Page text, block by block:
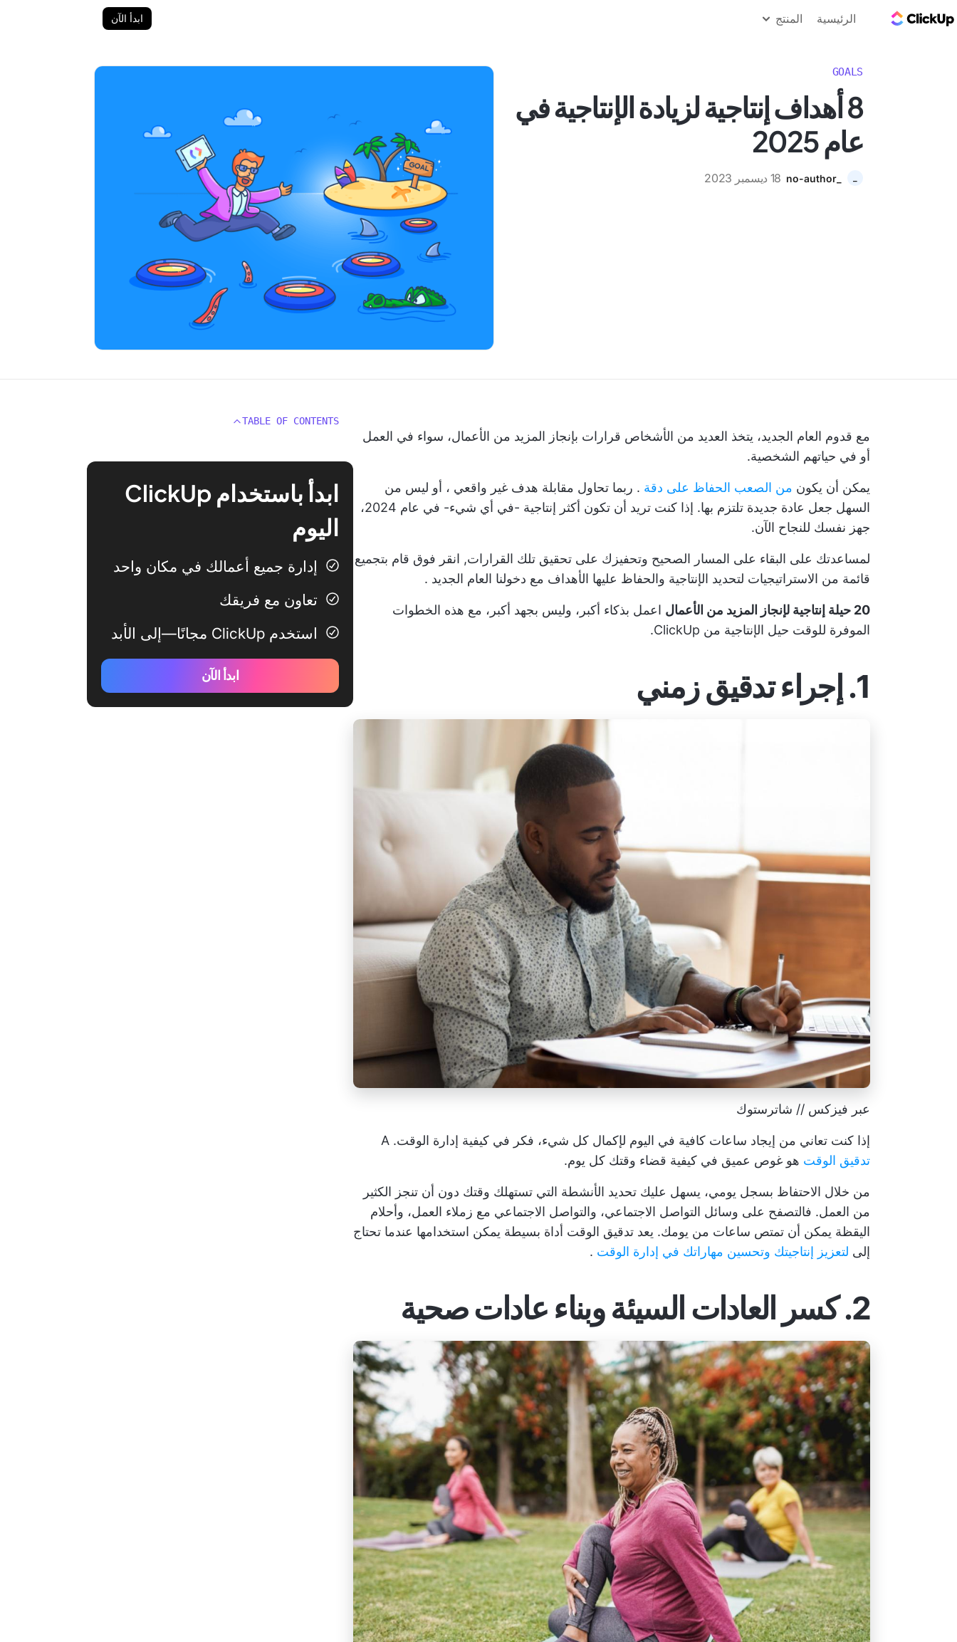
الرئيسية المنتج ابدأ الآن
GOALS
8 أهداف إنتاجية لزيادة الإنتاجية في
عام 2025
18 ديسمبر 2023
مع قدوم العام الجديد، يتخذ العديد من الأشخاص قرارات بإنجاز المزيد من الأعمال، سواء في العمل
أو في حياتهم الشخصية.
يمكن أن يكون من الصعب الحفاظ على دقة . ربما تحاول مقابلة هدف غير واقعي ، أو ليس من
السهل جعل عادة جديدة تلتزم بها. إذا كنت تريد أن تكون أكثر إنتاجية
-في أي شيء- في عام 2024،
جهز نفسك للنجاح الآن.
لمساعدتك على البقاء على المسار الصحيح وتحفيزك على تحقيق تلك القرارات, انقر فوق قام بتجميع
قائمة من الاستراتيجيات لتحديد الإنتاجية والحفاظ عليها الأهداف مع دخولنا العام الجديد .
20 حيلة إنتاجية لإنجاز المزيد من الأعمال
اعمل بذكاء أكبر، وليس بجهد أكبر، مع هذه الخطوات
الموفرة للوقت حيل الإنتاجية من ClickUp.
1. إجراء تدقيق زمني
عبر فيزكس // شاترستوك
إذا كنت تعاني من إيجاد ساعات كافية في اليوم لإكمال كل شيء، فكر في كيفية إدارة الوقت. A
تدقيق الوقت هو غوص عميق في كيفية قضاء وقتك كل يوم.
من خلال الاحتفاظ بسجل يومي، يسهل عليك تحديد الأنشطة التي تستهلك وقتك دون أن تنجز الكثير
من العمل. فالتصفح على وسائل التواصل الاجتماعي، والتواصل الاجتماعي مع زملاء العمل، وأحلام
اليقظة يمكن أن تمتص ساعات من يومك. يعد تدقيق الوقت أداة بسيطة يمكن استخدامها عندما تحتاج
إلى لتعزيز إنتاجيتك وتحسين مهاراتك في إدارة الوقت .
2. كسر العادات السيئة وبناء عادات صحية
TABLE OF CONTENTS
ابدأ باستخدام ClickUp
اليوم
إدارة جميع أعمالك في مكان واحد
تعاون مع فريقك
استخدم ClickUp مجانًا—إلى الأبد
ابدأ الآن